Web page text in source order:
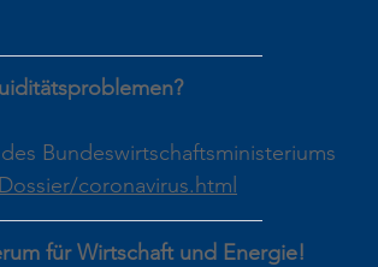
Bundeswirtschaftsministeriums
coronavirus.html
für Wirtschaft und Energie!